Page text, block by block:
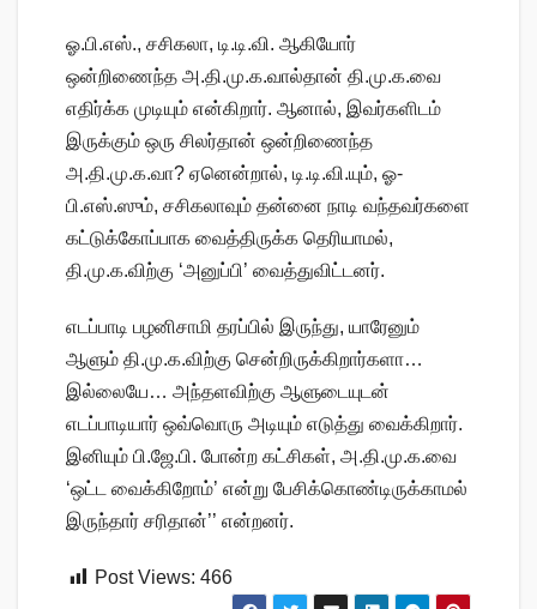
ஓ.பி.எஸ்., சசிகலா, டி.டி.வி. ஆகியோர்
ஒன்றிணைந்த அ.தி.மு.க.வால்தான் தி.மு.க.வை
எதிர்க்க முடியும் என்கிறார். ஆனால், இவர்களிடம்
இருக்கும் ஒரு சிலர்தான் ஒன்றிணைந்த
அ.தி.மு.க.வா? ஏனென்றால், டி.டி.வி.யும், ஓ-
பி.எஸ்.ஸும், சசிகலாவும் தன்னை நாடி வந்தவர்களை
கட்டுக்கோப்பாக வைத்திருக்க தெரியாமல்,
தி.மு.க.விற்கு ‘அனுப்பி’ வைத்துவிட்டனர்.
எடப்பாடி பழனிசாமி தரப்பில் இருந்து, யாரேனும்
ஆளும் தி.மு.க.விற்கு சென்றிருக்கிறார்களா…
இல்லையே… அந்தளவிற்கு ஆளுடையுடன்
எடப்பாடியார் ஒவ்வொரு அடியும் எடுத்து வைக்கிறார்.
இனியும் பி.ஜே.பி. போன்ற கட்சிகள், அ.தி.மு.க.வை
‘ஒட்ட வைக்கிறோம்’ என்று பேசிக்கொண்டிருக்காமல்
இருந்தார் சரிதான்’’ என்றனர்.
Post Views: 466